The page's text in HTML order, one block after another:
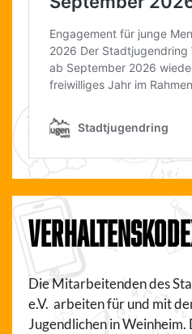
Die Mitarbeitenden des
e.V. arbeiten für und mit
Jugendlichen in Weinheim.